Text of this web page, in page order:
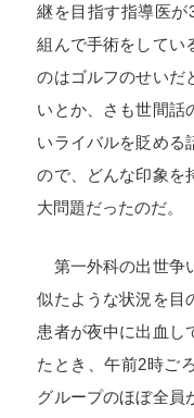
継を目指す指導医が
組んで手術をしてい
のはゴルフのせいだ
いとか、さも世間話
いライバルを貶める
ので、どんな印象を
大問題だったのだ。
第一外科の出世争
似たような状況を目
患者が夜中に出血し
たとき、午前2時ご
グループのほぼ全員